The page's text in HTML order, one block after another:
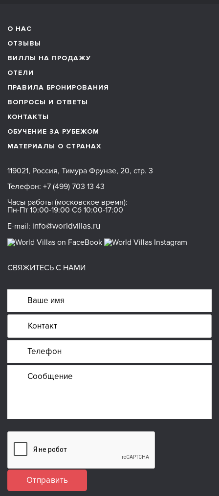
О НАС
ОТЗЫВЫ
ВИЛЛЫ НА ПРОДАЖУ
ОТЕЛИ
ПРАВИЛА БРОНИРОВАНИЯ
ВОПРОСЫ И ОТВЕТЫ
КОНТАКТЫ
ОБУЧЕНИЕ ЗА РУБЕЖОМ
МАТЕРИАЛЫ О СТРАНАХ
119021, Россия, Тимура Фрунзе, 20, стр. 3
Телефон: +7 (499) 703 13 43
Часы работы (московское время):
Пн-Пт 10:00-19:00 Сб 10:00-17:00
E-mail: info@worldvillas.ru
СВЯЖИТЕСЬ С НАМИ
Отправить